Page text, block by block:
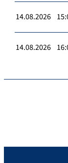
14.08.2026
14.08.2026